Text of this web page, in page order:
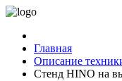
Главная
Описание
Стенд HINO на